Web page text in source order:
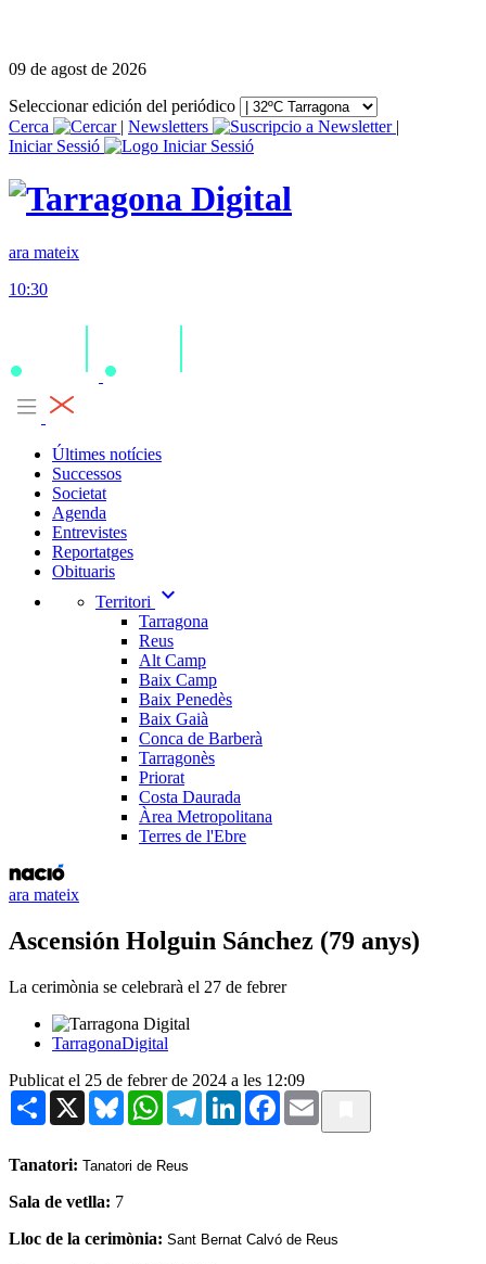
09 de agost de 2026
Seleccionar edición del periódico
Cerca
| Newsletters
|
Iniciar Sessió
ara mateix
10:30
Últimes notícies
Successos
Societat
Agenda
Entrevistes
Reportatges
Obituaris
Territori
expand_more
Tarragona
Reus
Alt Camp
Baix Camp
Baix Penedès
Baix Gaià
Conca de Barberà
Tarragonès
Priorat
Costa Daurada
Àrea Metropolitana
Terres de l'Ebre
ara mateix
Ascensión Holguin Sánchez (79 anys)
La cerimònia se celebrarà el 27 de febrer
TarragonaDigital
Publicat el 25 de febrer de 2024 a les 12:09
Share X BlueskyWhatsAppTelegramLinkedInFacebook
Email
Tanatori: Tanatori de Reus
Sala de vetlla: 7
Lloc de la cerimònia: Sant Bernat Calvó de Reus